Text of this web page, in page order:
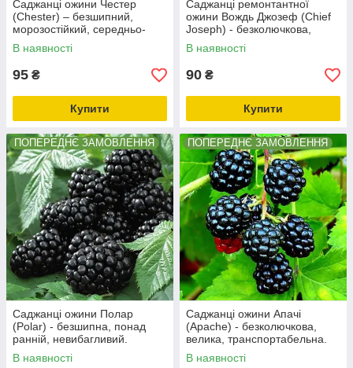
Саджанці ожини Честер
(Chester) – безшипний,
морозостійкий, середньо-
ранній.
В наявності
95 ₴
Купити
Саджанці ремонтантної
ожини Вождь Джозеф (Chief
Joseph) - безколючкова,
середня, крупноплідна
В наявності
90 ₴
Купити
ПОПЕРЕДНЄ ЗАМОВЛЕННЯ
Саджанці ожини Полар
(Polar) - безшипна, понад
ранній, невибагливий.
В наявності
ПОПЕРЕДНЄ ЗАМОВЛЕННЯ
Саджанці ожини Апачі
(Apache) - безколючкова,
велика, транспортабельна.
В наявності